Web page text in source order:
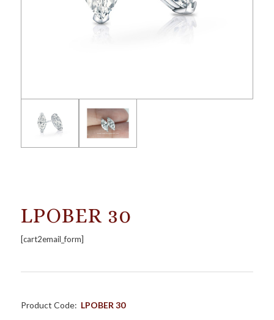
LPOBER 30
[cart2email_form]
Product Code: LPOBER 30